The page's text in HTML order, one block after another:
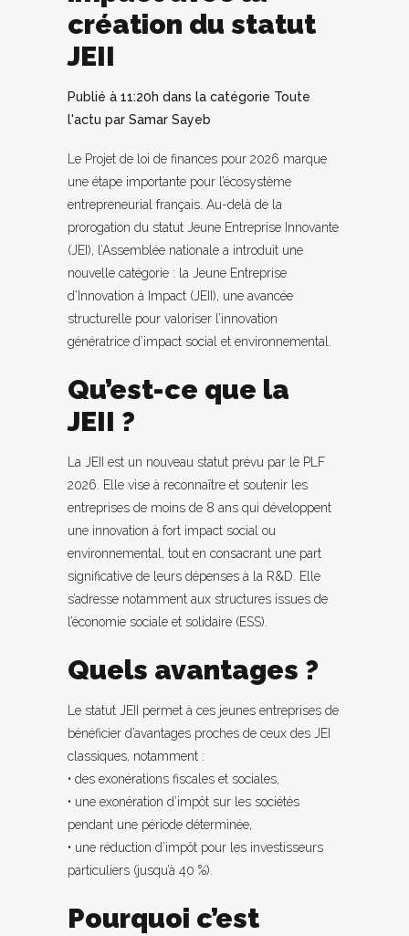
création du statut
JEII
Publié à 11:20h dans la catégorie Toute
l'actu par Samar Sayeb
Le Projet de loi de finances pour 2026 marque
une étape importante pour l’écosystème
entrepreneurial français. Au-delà de la
prorogation du statut Jeune Entreprise Innovante
(JEI), l’Assemblée nationale a introduit une
nouvelle catégorie : la Jeune Entreprise
d’Innovation à Impact (JEII), une avancée
structurelle pour valoriser l’innovation
génératrice d’impact social et environnemental.
Qu’est-ce que la
JEII ?
La JEII est un nouveau statut prévu par le PLF
2026. Elle vise à reconnaître et soutenir les
entreprises de moins de 8 ans qui développent
une innovation à fort impact social ou
environnemental, tout en consacrant une part
significative de leurs dépenses à la R&D. Elle
s’adresse notamment aux structures issues de
l’économie sociale et solidaire (ESS).
Quels avantages ?
Le statut JEII permet à ces jeunes entreprises de
bénéficier d’avantages proches de ceux des JEI
classiques, notamment :
• des exonérations fiscales et sociales,
• une exonération d’impôt sur les sociétés
pendant une période déterminée,
• une réduction d’impôt pour les investisseurs
particuliers (jusqu’à 40 %).
Pourquoi c’est